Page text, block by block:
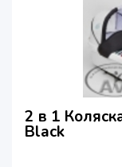
2 в 1
Black